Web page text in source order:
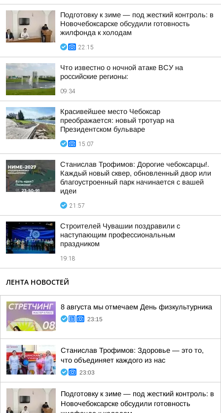
Подготовку к зиме — под жесткий контроль: в
Новочебоксарске обсудили готовность
жилфонда к холодам
22:15
Что известно о ночной атаке ВСУ на
российские регионы:
09:34
Красивейшее место Чебоксар
преображается: новый тротуар на
Президентском бульваре
15:07
Станислав Трофимов: Дорогие чебоксарцы!.
Каждый новый сквер, обновленный двор или
благоустроенный парк начинается с вашей
идеи
21:57
Строителей Чувашии поздравили с
наступающим профессиональным
праздником
19:18
ЛЕНТА НОВОСТЕЙ
8 августа мы отмечаем День физкультурника
23:15
Станислав Трофимов: Здоровье — это то,
что объединяет каждого из нас
23:03
Подготовку к зиме — под жесткий контроль: в
Новочебоксарске обсудили готовность